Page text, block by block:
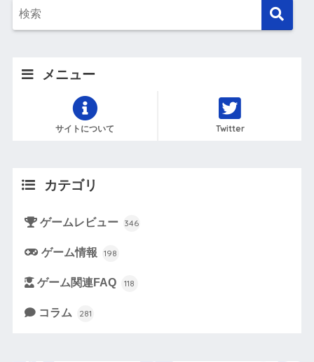
メニュー
サイトについて Twitter
カテゴリ
ゲームレビュー 346
ゲーム情報 198
ゲーム関連FAQ 118
コラム 281